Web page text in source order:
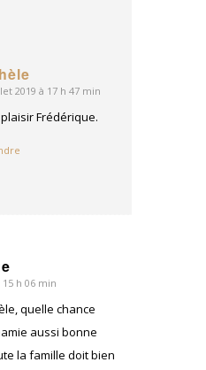
2019 à 17 h 47 min
Frédérique.
h 06 min
quelle chance
aussi bonne
la famille doit bien